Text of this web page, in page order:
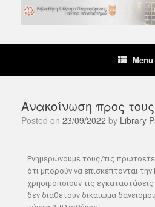
Menu
Ανακοίνωση προς
Posted on 23/09/2022 by Library
Ενημερώνουμε τους/τις
ότι μπορούν να επισκέπτονται την
χρησιμοποιούν τις
δεν διαθέτουν δικαίωμα